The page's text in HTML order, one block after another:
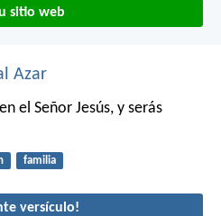
sitio web
Azar
el Señor Jesús, y serás
familia
versículo!